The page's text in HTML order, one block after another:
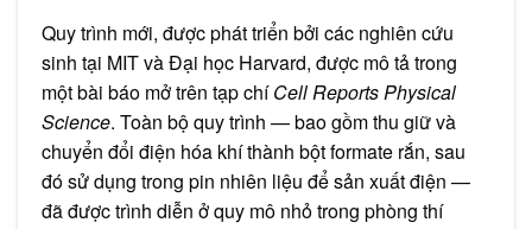
Quy trình mới, được phát triển bởi các nghiên cứu
sinh tại MIT và Đại học Harvard, được mô tả trong
một bài báo mở trên tạp chíCell Reports Physical
Science. Toàn bộ quy trình — bao gồm thu giữ và
chuyển đổi điện hóa khí thành bột formate rắn, sau
đó sử dụng trong pin nhiên liệu để sản xuất điện —
đã được trình diễn ở quy mô nhỏ trong phòng thí